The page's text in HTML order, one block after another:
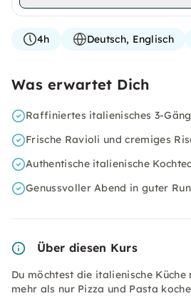
4h Deutsch, Englisch
Was erwartet Dich
Raffiniertes italienisches 3-
Frische Ravioli und cremiges
Authentische italienische
Genussvoller Abend in guter
Über diesen Kurs
Du möchtest die italienische Küche
mehr als nur Pizza und Pasta